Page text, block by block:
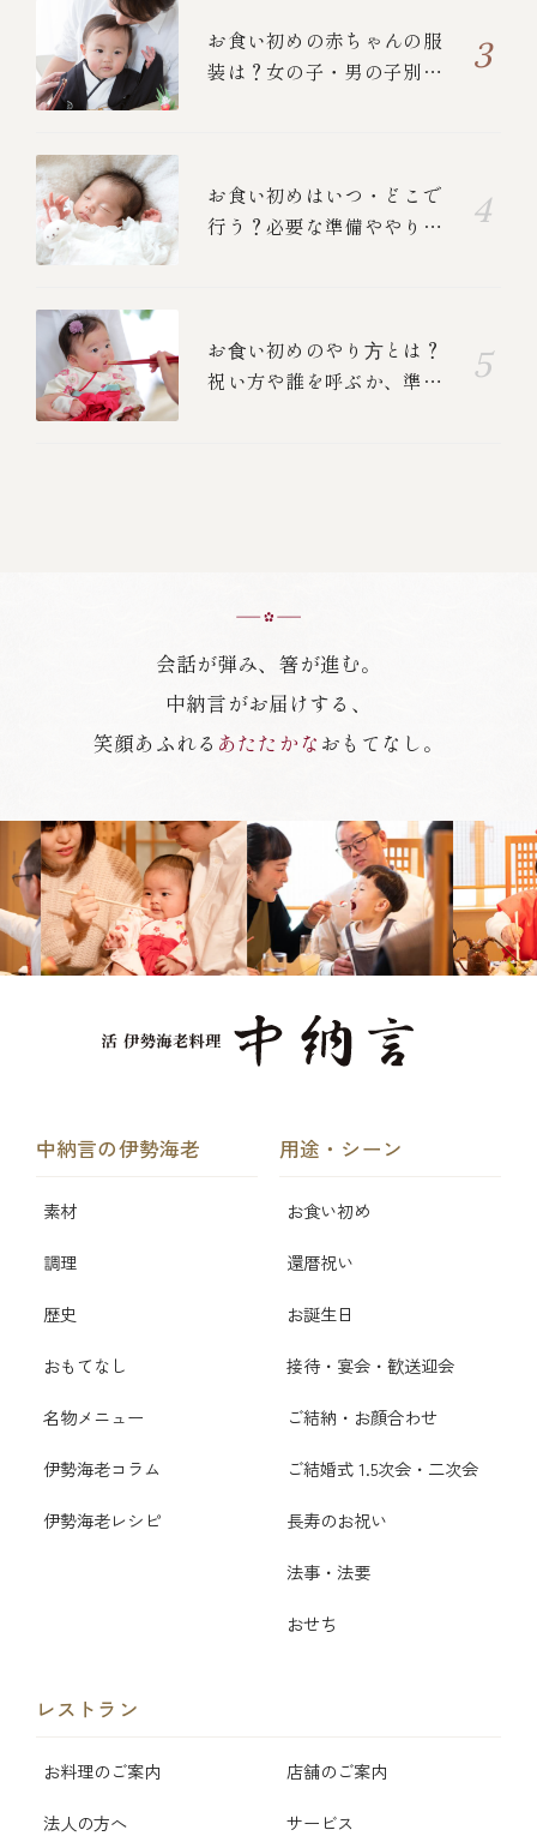
お食い初めの赤ちゃんの服
装は？女の子・男の子別の
お食い初めはいつ・どこで
行う？必要な準備ややり
お⾷い初めのやり⽅とは？
祝い方や誰を呼ぶか、準
会話が弾み、箸が進む。
中納言がお届けする、
笑顔あふれる あたたかな おもてなし。
中納言の伊勢海老
素材
調理
歴史
おもてなし
名物メニュー
伊勢海老コラム
伊勢海老レシピ
用途・シーン
お食い初め
還暦祝い
お誕生日
接待・宴会・歓送迎会
ご結納・お顔合わせ
ご結婚式 1.5次会・二次会
長寿のお祝い
法事・法要
おせち
レストラン
お料理のご案内 店舗のご案内
法人の方へ サービス